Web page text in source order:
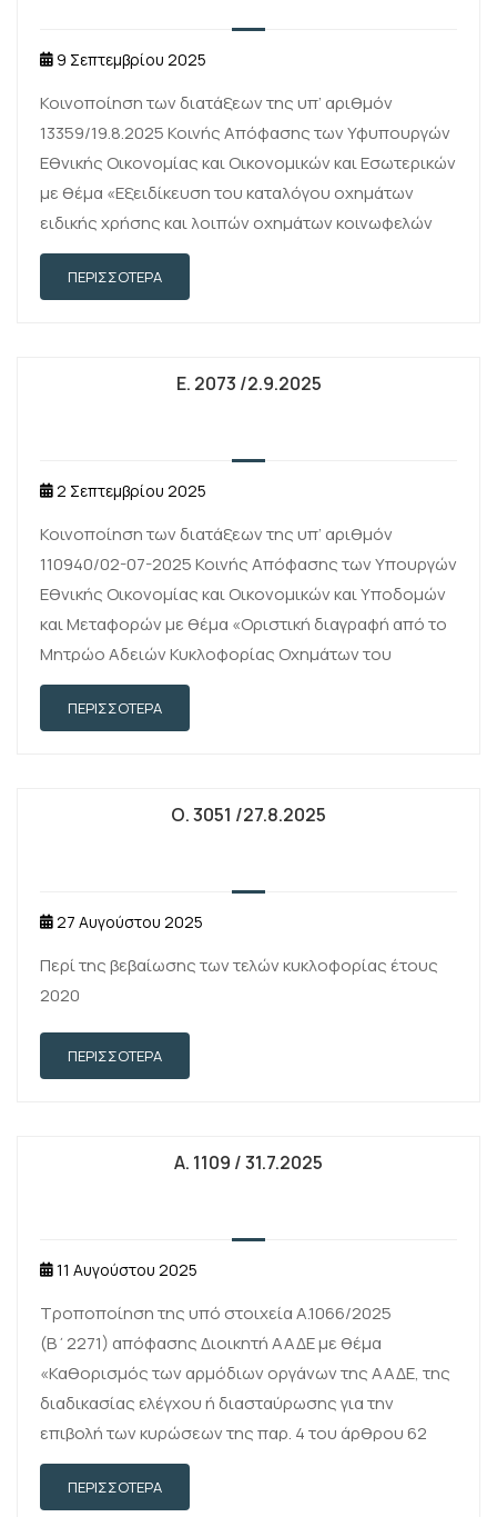
9 Σεπτεμβρίου 2025
Κοινοποίηση των διατάξεων της υπ’ αριθμόν
13359/19.8.2025 Κοινής Απόφασης των Υφυπουργών
Εθνικής Οικονομίας και Οικονομικών και Εσωτερικών
με θέμα «Εξειδίκευση του καταλόγου οχημάτων
ειδικής χρήσης και λοιπών οχημάτων κοινωφελών
ιδρυμάτων και εγγεγραμμένων Οργανώσεων
Κοινωνίας Πολιτών (Ο.Κοι.Π.), για τα οποία
ΠΕΡΙΣΣΌΤΕΡΑ
Ε. 2073 /2.9.2025
2 Σεπτεμβρίου 2025
Κοινοποίηση των διατάξεων της υπ’ αριθμόν
110940/02-07-2025 Κοινής Απόφασης των Υπουργών
Εθνικής Οικονομίας και Οικονομικών και Υποδομών
και Μεταφορών με θέμα «Οριστική διαγραφή από το
Μητρώο Αδειών Κυκλοφορίας Οχημάτων του
Υπουργείου Υποδομών και Μεταφορών οχημάτων
που βρίσκονται σε κατάσταση ακινησίας …
ΠΕΡΙΣΣΌΤΕΡΑ
Ο. 3051 /27.8.2025
27 Αυγούστου 2025
Περί της βεβαίωσης των τελών κυκλοφορίας έτους
2020
ΠΕΡΙΣΣΌΤΕΡΑ
Α. 1109 / 31.7.2025
11 Αυγούστου 2025
Τροποποίηση της υπό στοιχεία Α.1066/2025
(Β΄2271) απόφασης Διοικητή ΑΑΔΕ με θέμα
«Καθορισμός των αρμόδιων οργάνων της ΑΑΔΕ, της
διαδικασίας ελέγχου ή διασταύρωσης για την
επιβολή των κυρώσεων της παρ. 4 του άρθρου 62
του ν. 5177/2025 (Α’ 21) και της …
ΠΕΡΙΣΣΌΤΕΡΑ